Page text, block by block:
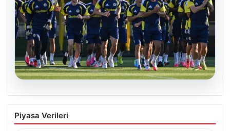
05.08.2026
Fenerbahçe’nin Avrupa Kadrosunda
Sturm Graz Maçı Öncesi Kritik
Piyasa Verileri